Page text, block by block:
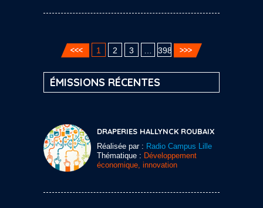
1 2 3 398
ÉMISSIONS RÉCENTES
DRAPERIES HALLYNCK ROUBAIX
Réalisée par : Radio Campus Lille
Thématique : Développement
économique, innovation